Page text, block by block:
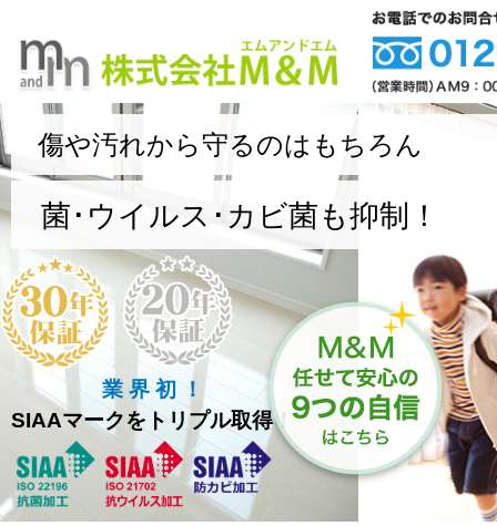
傷や汚れから守るのはもちろん
菌･ウイルス･カビ菌も抑制！
業 界 初 ！
SIAAマークをトリプル取得！